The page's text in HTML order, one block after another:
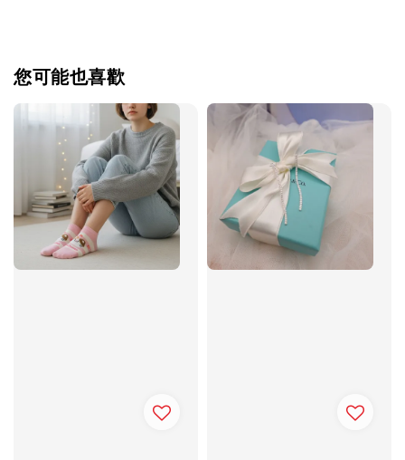
您可能也喜歡